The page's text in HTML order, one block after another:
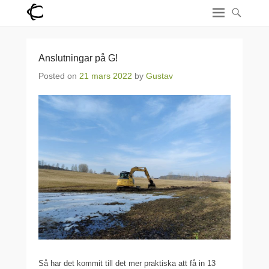
Anslutningar på G!
Posted on 21 mars 2022 by Gustav
Så har det kommit till det mer praktiska att få in 13